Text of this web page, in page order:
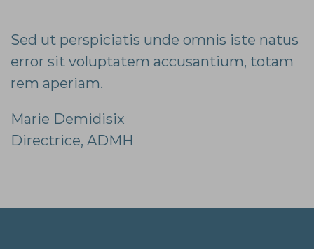
Sed ut perspiciatis unde omnis iste natus
error sit voluptatem accusantium, totam
rem aperiam.
Marie Demidisix
Directrice, ADMH